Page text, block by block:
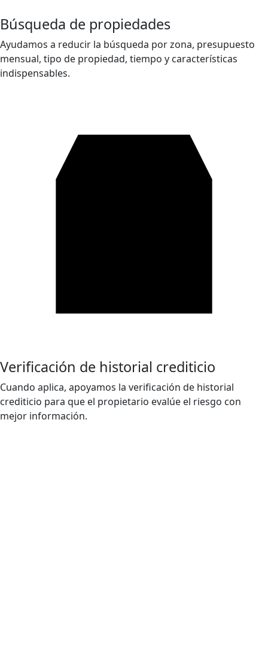
Búsqueda de propiedades
Ayudamos a reducir la búsqueda por zona, presupuesto
mensual, tipo de propiedad, tiempo y características
indispensables.
Verificación de historial crediticio
Cuando aplica, apoyamos la verificación de historial
crediticio para que el propietario evalúe el riesgo con
mejor información.